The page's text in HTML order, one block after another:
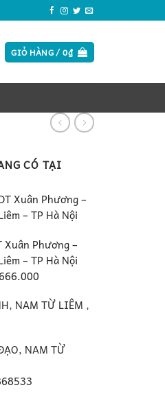
GIỎ HÀNG /0₫
CÓ TẠI
Xuân Phương –
– TP Hà Nội
Xuân Phương –
– TP Hà Nội
NAM TỪ LIÊM ,
NAM TỪ